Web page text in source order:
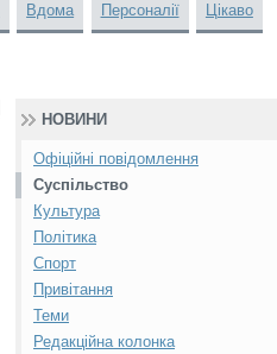
Вдома Персоналії Цікаво
НОВИНИ
Офіційні повідомлення
Суспільство
Культура
Політика
Спорт
Привітання
Теми
Редакційна колонка